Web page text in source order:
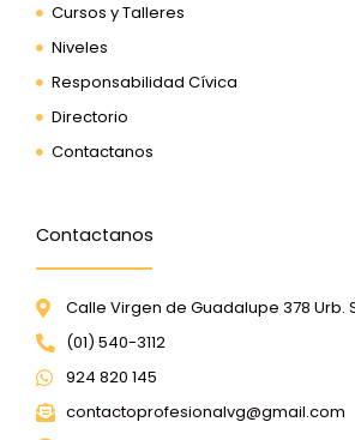
Cursos y Talleres
Niveles
Responsabilidad Cívica
Directorio
Contactanos
Contactanos
Calle Virgen de Guadalupe 378 Urb.
(01) 540-3112
924 820 145
contactoprofesionalvg@gmail.com